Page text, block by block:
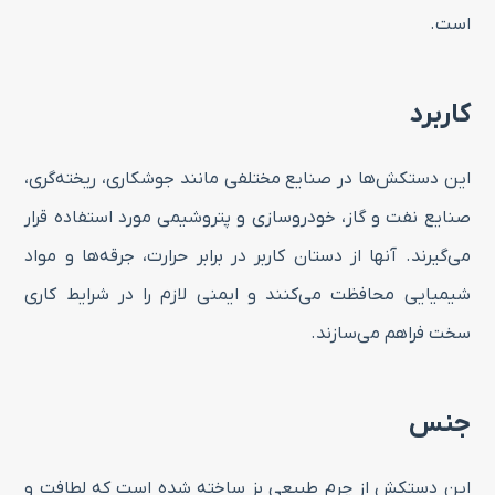
است.
کاربرد
این دستکش‌ها در صنایع مختلفی مانند جوشکاری، ریخته‌گری،
صنایع نفت و گاز، خودروسازی و پتروشیمی مورد استفاده قرار
می‌گیرند. آنها از دستان کاربر در برابر حرارت، جرقه‌ها و مواد
شیمیایی محافظت می‌کنند و ایمنی لازم را در شرایط کاری
سخت فراهم می‌سازند.
جنس
این دستکش از چرم طبیعی بز ساخته شده است که لطافت و